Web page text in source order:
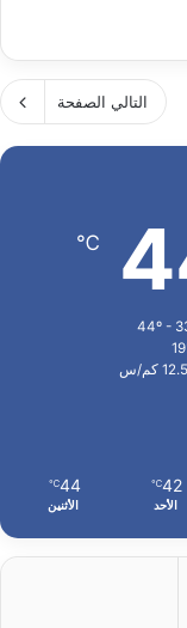
التالي الصفحة
℃
كم/س
42
℃
الأحد
44
℃
الأثنين